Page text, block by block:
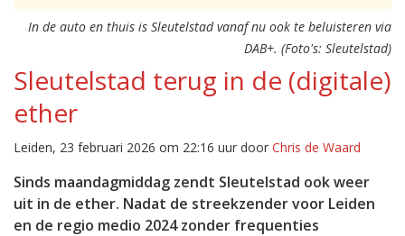
In de auto en thuis is Sleutelstad vanaf nu ook te beluisteren via
DAB+. (Foto's: Sleutelstad)
Sleutelstad terug in de (digitale)
ether
Leiden, 23 februari 2026 om 22:16 uur door Chris de Waard
Sinds maandagmiddag zendt Sleutelstad ook weer
uit in de ether. Nadat de streekzender voor Leiden
en de regio medio 2024 zonder frequenties